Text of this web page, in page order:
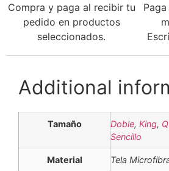
Compra y paga al recibir tu
pedido en productos
seleccionados.
Additional
Tamaño Doble, King,
Sencillo
Material Tela